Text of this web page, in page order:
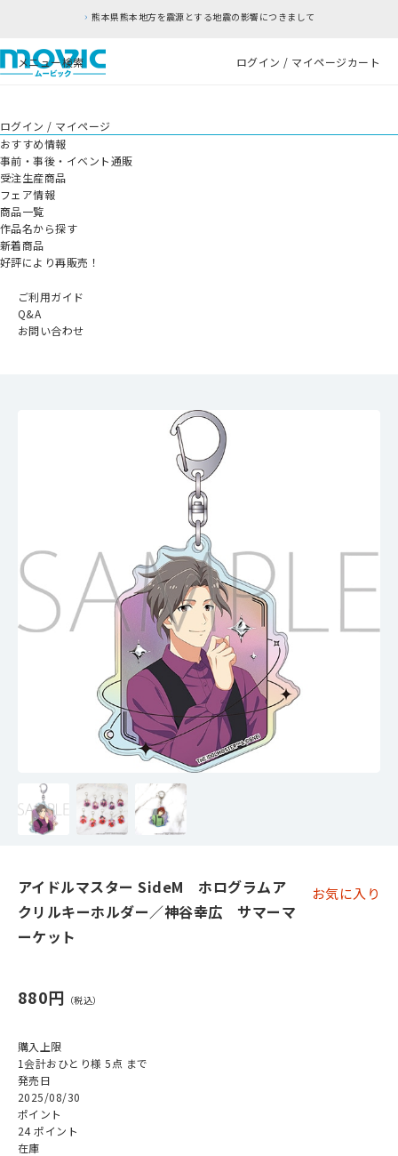
熊本県熊本地方を震源とする地震の影響につきまして
メニュー検索 ログイン / マイページカート
ログイン / マイページ
おすすめ情報
事前・事後・イベント通販
受注生産商品
フェア情報
商品一覧
作品名から探す
新着商品
好評により再販売！
ご利用ガイド
Q&A
お問い合わせ
アイドルマスター SideM ホログラムア
クリルキーホルダー／神谷幸広 サマーマ
ーケット
お気に入り
880円
購入上限
1会計おひとり様 5点 まで
発売日
2025/08/30
ポイント
24 ポイント
在庫